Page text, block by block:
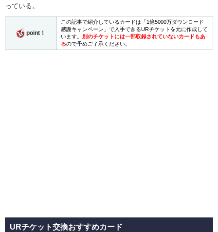
っている。
point！
この記事で紹介しているカードは「1億5000万ダウンロード
感謝キャンペーン」で入手できるURチケットを元に作成して
います。 別のチケットには一部収録されていないカードもあ
るので予めご了承ください。
URチケット交換おすすめカード